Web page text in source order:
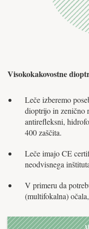
Visokokakovostne
Leče izberemo
dioptrijo in zenično
antirefleksni,
400 zaščita.
Leče imajo CE
neodvisnega
V primeru da
(multifokalna)